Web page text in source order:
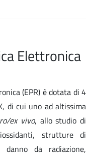
Elettronica
(EPR) è dotata di 4
di cui uno ad altissima
ex vivo, allo studio di
strutture di
danno da radiazione,